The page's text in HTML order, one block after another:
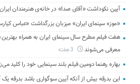
آیین نکوداشت «آقای صدا» در خانه‌ی هنرمندان
«موزه سینمای ایران» میزبان بزرگداشت «عباس
هفت فیلم مطرح سال سینمای ایران به همراه
معرفی می‌شوند
3 هفته
بهاره رهنما دومین فیلم بلند سینمایی خود را کلید
این بدرقه بیش از آنکه آیین سوگواری باشد بدرقه